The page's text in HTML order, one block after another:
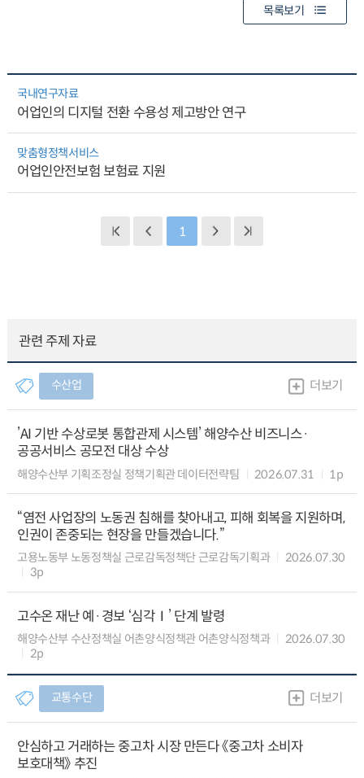
목록보기
국내연구자료
어업인의 디지털 전환 수용성 제고방안 연구
맞춤형정책서비스
어업인안전보험 보험료 지원
1
관련 주제 자료
수산업 더보기
’AI 기반 수상로봇 통합관제 시스템’ 해양수산 비즈니스·
공공서비스 공모전 대상 수상
해양수산부 기획조정실 정책기획관 데이터전략팀 2026.07.31 1p
“염전 사업장의 노동권 침해를 찾아내고, 피해 회복을 지원하며,
인권이 존중되는 현장을 만들겠습니다.”
고용노동부 노동정책실 근로감독정책단 근로감독기획과
2026.07.30
3p
고수온 재난 예·경보 ‘심각Ⅰ’ 단계 발령
해양수산부 수산정책실 어촌양식정책관 어촌양식정책과
2026.07.30
2p
교통수단 더보기
안심하고 거래하는 중고차 시장 만든다 《중고차 소비자
보호대책》 추진